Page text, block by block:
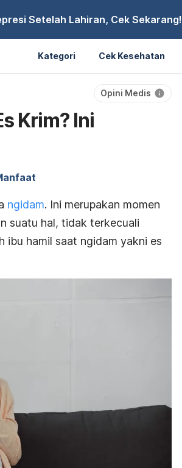
Setelah Lahiran, Cek Sekarang!
Kategori Cek Kesehatan
Opini Medis
Krim? Ini
ngidam. Ini merupakan momen
suatu hal, tidak terkecuali
ibu hamil saat ngidam yakni es